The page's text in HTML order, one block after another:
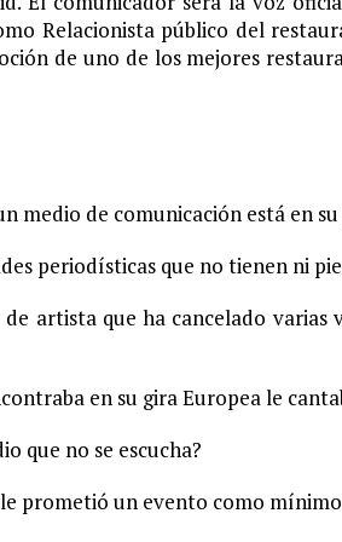
Relacionista público del
de uno de los mejores
medio de comunicación está en
periodísticas que no tienen ni
artista que ha cancelado varias
en su gira Europea le
que no se escucha?
prometió un evento como mínimo